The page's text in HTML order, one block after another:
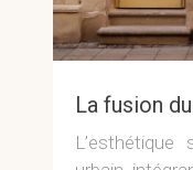
La fusion